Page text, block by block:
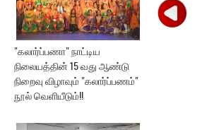
"கலார்ப்பணா" நாட்டிய
நிலையத்தின் 15 வது ஆண்டு
நிறைவு விழாவும் "கலார்ப்பணம்"
நூல் வெளியீடும்!!